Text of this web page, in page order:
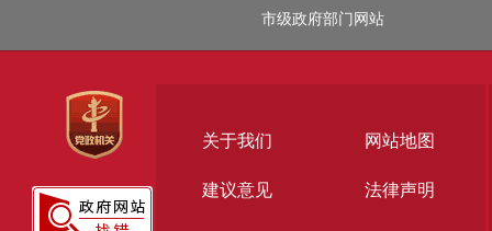
市级政府部门网站
关于我们 网站地图
建议意见 法律声明